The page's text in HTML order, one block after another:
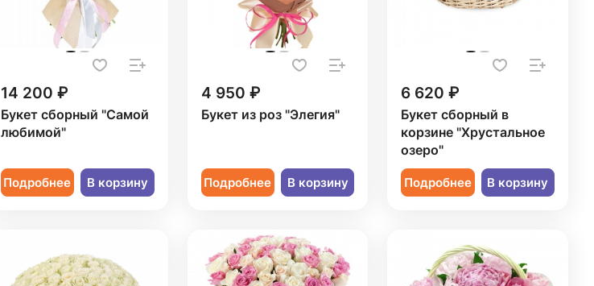
14 200 ₽
Букет сборный "Самой
любимой"
Подробнее В корзину
4 950 ₽
Букет из роз "Элегия"
Подробнее В корзину
6 620 ₽
Букет сборный в
корзине "Хрустальное
озеро"
Подробнее В корзину